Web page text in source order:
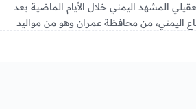
المشهد اليمني خلال الأيام الماضية بعد
اليمني، من محافظة عمران وهو من مواليد